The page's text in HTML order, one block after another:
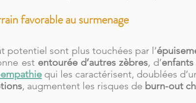
favorable au surmenage
potentiel sont plus touchées par l’
est entourée d’autres zèbres, d’enfants
qui les caractérisent, doublées
, augmentent les risques de burn-out